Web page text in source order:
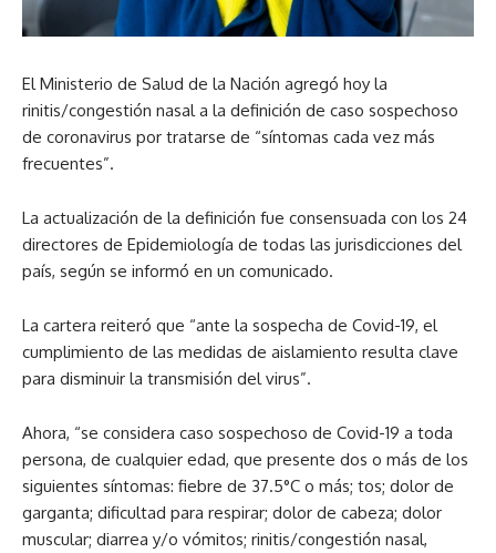
El Ministerio de Salud de la Nación agregó hoy la
rinitis/congestión nasal a la definición de caso sospechoso
de coronavirus por tratarse de “síntomas cada vez más
frecuentes”.
La actualización de la definición fue consensuada con los 24
directores de Epidemiología de todas las jurisdicciones del
país, según se informó en un comunicado.
La cartera reiteró que “ante la sospecha de Covid-19, el
cumplimiento de las medidas de aislamiento resulta clave
para disminuir la transmisión del virus”.
Ahora, “se considera caso sospechoso de Covid-19 a toda
persona, de cualquier edad, que presente dos o más de los
siguientes síntomas: fiebre de 37.5°C o más; tos; dolor de
garganta; dificultad para respirar; dolor de cabeza; dolor
muscular; diarrea y/o vómitos; rinitis/congestión nasal,